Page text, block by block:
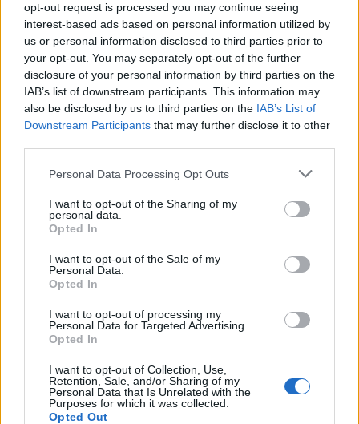
opt-out request is processed you may continue seeing
interest-based ads based on personal information utilized by
us or personal information disclosed to third parties prior to
your opt-out. You may separately opt-out of the further
disclosure of your personal information by third parties on the
IAB’s list of downstream participants. This information may
also be disclosed by us to third parties on the IAB’s List of
Downstream Participants that may further disclose it to other
Personal Data Processing Opt Outs
I want to opt-out of the Sharing of my
personal data.
Opted In
I want to opt-out of the Sale of my
Personal Data.
Opted In
I want to opt-out of processing my
Personal Data for Targeted Advertising.
Opted In
I want to opt-out of Collection, Use,
Retention, Sale, and/or Sharing of my
Personal Data that Is Unrelated with the
Purposes for which it was collected.
Opted Out
9 Febbraio 2022 alle ore 23:54
Dr00py:
9 Febbraio 2022 alle ore 23:57
· Ti stimo · Rispondi
Pandino750young: Ecco